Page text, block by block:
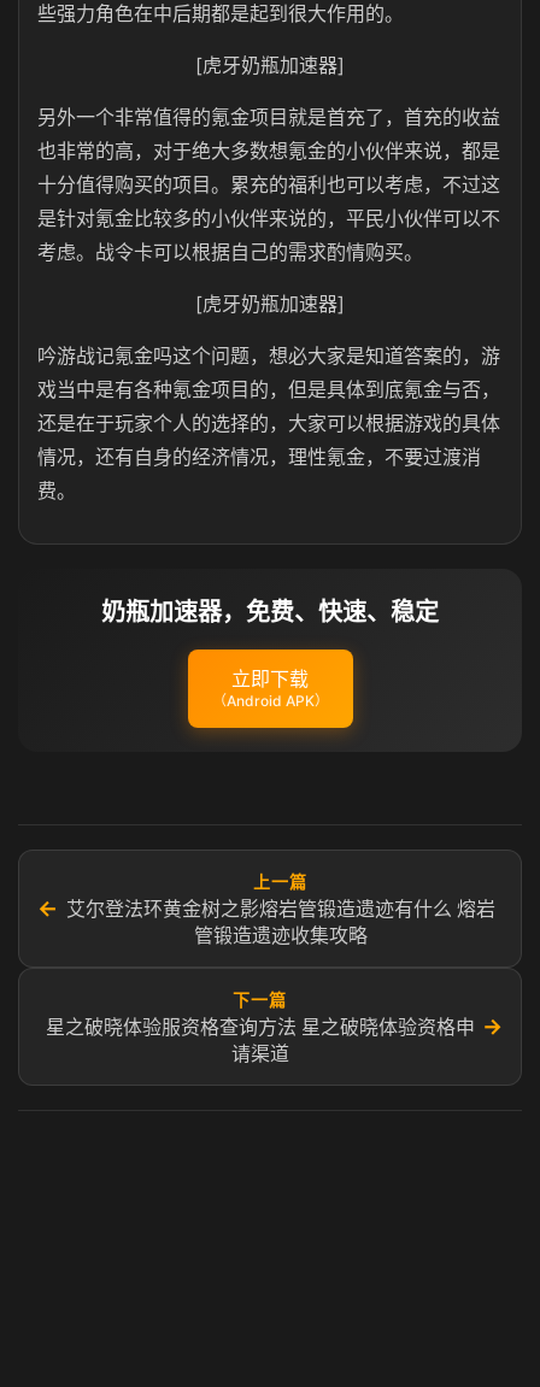
些强力角色在中后期都是起到很大作用的。
[虎牙奶瓶加速器]
另外一个非常值得的氪金项目就是首充了，首充的收益
也非常的高，对于绝大多数想氪金的小伙伴来说，都是
十分值得购买的项目。累充的福利也可以考虑，不过这
是针对氪金比较多的小伙伴来说的，平民小伙伴可以不
考虑。战令卡可以根据自己的需求酌情购买。
[虎牙奶瓶加速器]
吟游战记氪金吗这个问题，想必大家是知道答案的，游
戏当中是有各种氪金项目的，但是具体到底氪金与否，
还是在于玩家个人的选择的，大家可以根据游戏的具体
情况，还有自身的经济情况，理性氪金，不要过渡消
费。
奶瓶加速器，免费、快速、稳定
立即下载
（Android APK）
←
上一篇
艾尔登法环黄金树之影熔岩管锻造遗迹有什么 熔岩
管锻造遗迹收集攻略
下一篇
星之破晓体验服资格查询方法 星之破晓体验资格申
请渠道
→